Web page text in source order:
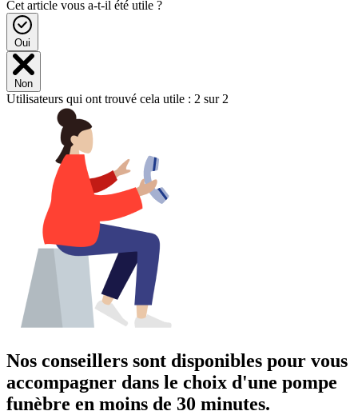
Cet article vous a-t-il été utile ?
Oui
Non
Utilisateurs qui ont trouvé cela utile : 2 sur 2
Nos conseillers sont disponibles pour vous
accompagner dans le choix d'une pompe
funèbre en moins de 30 minutes.